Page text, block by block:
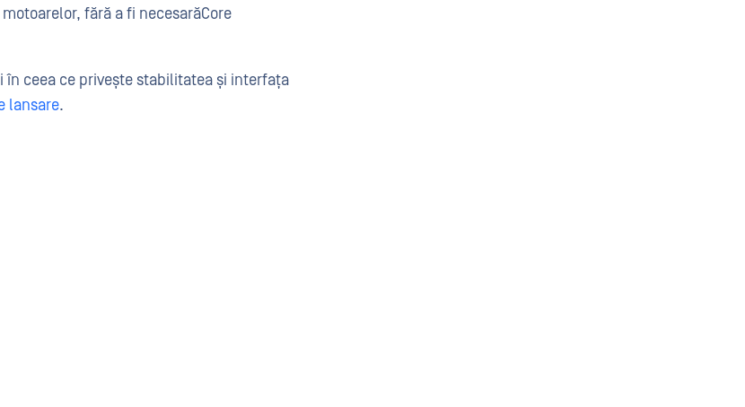
fără a fi necesarăCore
ceea ce privește stabilitatea și interfața
lansare.